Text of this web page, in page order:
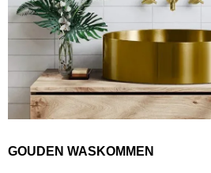
GOUDEN WASKOMMEN